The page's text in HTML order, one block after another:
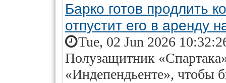
Барко готов продлить
отпустит его в аренду
Tue, 02 Jun 2026
Полузащитник
«Индепендьенте», чтобы